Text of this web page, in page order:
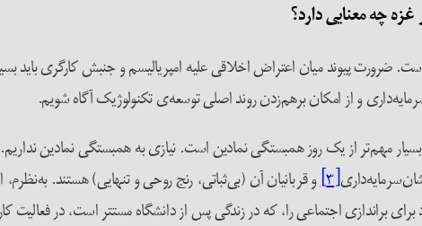
چه معنایی دارد؟
ضرورت پیوند میان اعتراض اخلاقی علیه امپریالیسم و جنبش کارگری باید
و از امکان برهم‌زدن روند اصلی توسعه‌ی تکنولوژیک آگاه شویم.
مهم‌تر از یک روز همبستگی نمادین است. نیازی به همبستگی نمادین نداریم.
[۳] و قربانیان آن (بی‌ثباتی، رنج روحی و تنهایی) هستند.
براندازی اجتماعی را، که در زندگی پس از دانشگاه مستتر است، در فعالیت